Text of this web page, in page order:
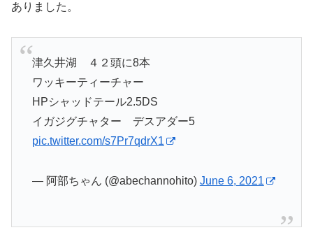
ありました。
津久井湖 ４２頭に8本
ワッキーティーチャー
HPシャッドテール2.5DS
イガジグチャター デスアダー5
pic.twitter.com/s7Pr7qdrX1
— 阿部ちゃん (@abechannohito) June 6, 2021